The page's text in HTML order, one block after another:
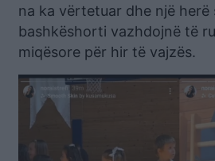
na ka vërtetuar dhe një herë
bashkëshorti vazhdojnë të
miqësore për hir të vajzës.